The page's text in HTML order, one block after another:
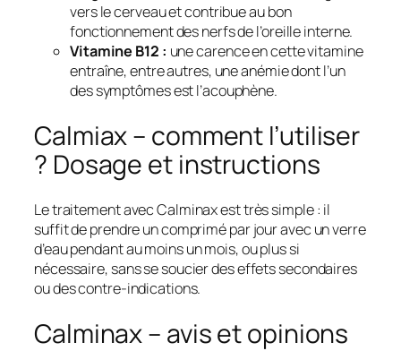
vers le cerveau et contribue au bon
fonctionnement des nerfs de l’oreille interne.
Vitamine B12 : une carence en cette vitamine
entraîne, entre autres, une anémie dont l’un
des symptômes est l’acouphène.
Calmiax – comment l’utiliser
? Dosage et instructions
Le traitement avec Calminax est très simple : il
suffit de prendre un comprimé par jour avec un verre
d’eau pendant au moins un mois, ou plus si
nécessaire, sans se soucier des effets secondaires
ou des contre-indications.
Calminax – avis et opinions